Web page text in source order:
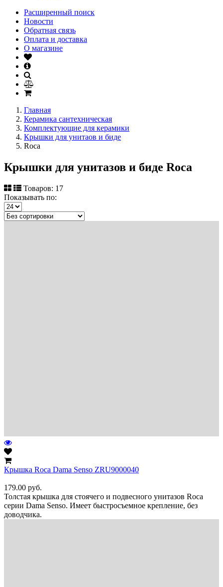
Расширенный поиск
Новости
Обратная связь
Оплата и доставка
О магазине
Главная
Керамика сантехническая
Комплектующие для керамики
Крышки для унитаов и биде
Roca
Крышки для унитазов и биде Roca
Товаров: 17
Показывать по:
Крышка Roca Dama Senso ZRU9000040
179.00 руб.
Толстая крышка для стоячего и подвесного унитазов Roca
серии Dama Senso. Имеет быстросъемное крепление, без
доводчика.